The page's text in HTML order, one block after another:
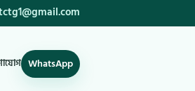
WhatsApp